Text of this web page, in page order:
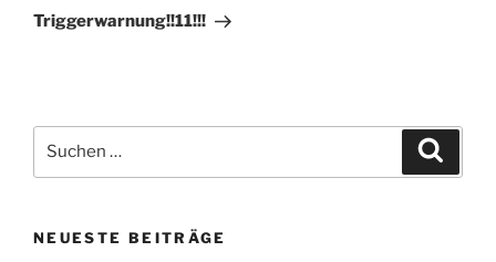
Beitrag
Triggerwarnung!!11!!!
nach:
NEUESTE BEITRÄGE